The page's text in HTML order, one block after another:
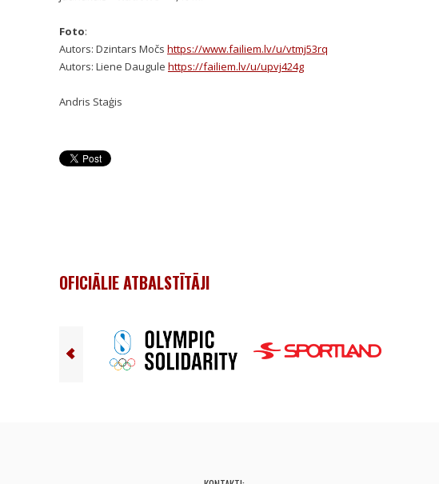
Foto:
Autors: Dzintars Močs https://www.failiem.lv/u/vtmj53rq
Autors: Liene Daugule https://failiem.lv/u/upvj424g
Andris Staģis
OFICIĀLIE ATBALSTĪTĀJI